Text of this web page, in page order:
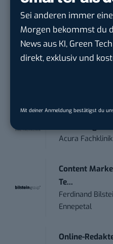
Sei anderen immer
Morgen bekommst du
News aus KI, Green
direkt, exklusiv und
Mit deiner Anmeldung bestätigst du
touristische...
trendtours
IT Sales &
Marketing
Acura
Content
Te...
Ferdinand
Ennepetal
Online-